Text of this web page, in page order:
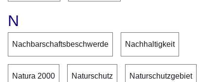
N
Nachbarschaftsbeschwerde Nachhaltigkeit
Natura 2000 Naturschutz Naturschutzgebiet